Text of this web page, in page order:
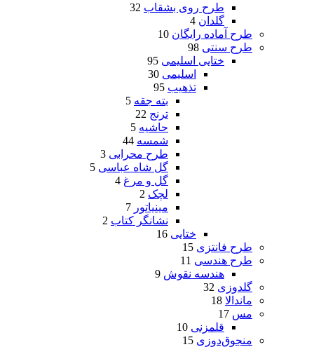
طرح روی بشقاب 32
گلدان 4
طرح آماده رایگان 10
طرح سنتی 98
ختایی اسلیمی 95
اسلیمی 30
تذهیب 95
بته جقه 5
ترنج 22
حاشیه 5
شمسه 44
طرح محرابی 3
گل شاه عباسی 5
گل و مرغ 4
لچک 2
مینیاتور 7
نشانگر کتاب 2
ختایی 16
طرح فانتزی 15
طرح هندسی 11
هندسه نقوش 9
گلدوزی 32
ماندالا 18
مس 17
قلمزنی 10
منجوق‌دوزی 15